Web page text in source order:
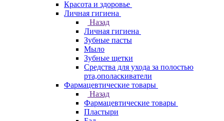
Красота и здоровье
Личная гигиена
Назад
Личная гигиена
Зубные пасты
Мыло
Зубные щетки
Средства для ухода за полостью
рта,ополаскиватели
Фармацевтические товары
Назад
Фармацевтические товары
Пластыри